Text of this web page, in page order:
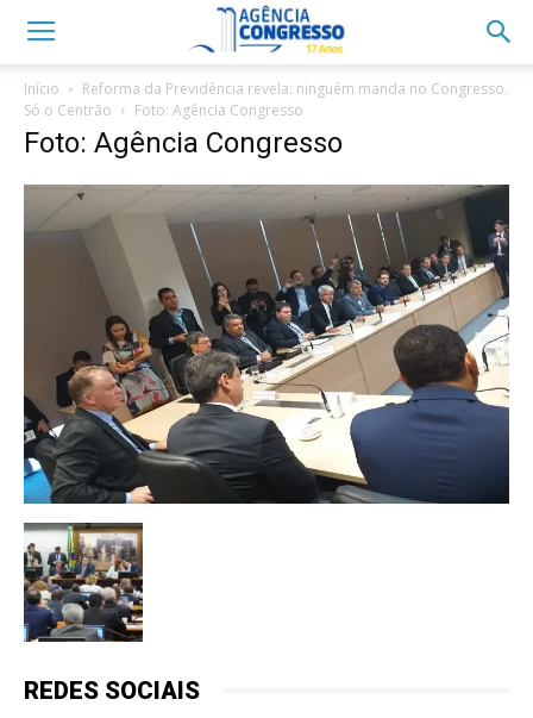
Início
Reforma da Previdência revela: ninguém manda no Congresso.
Só o Centrão
Foto: Agência Congresso
Foto: Agência Congresso
REDES SOCIAIS